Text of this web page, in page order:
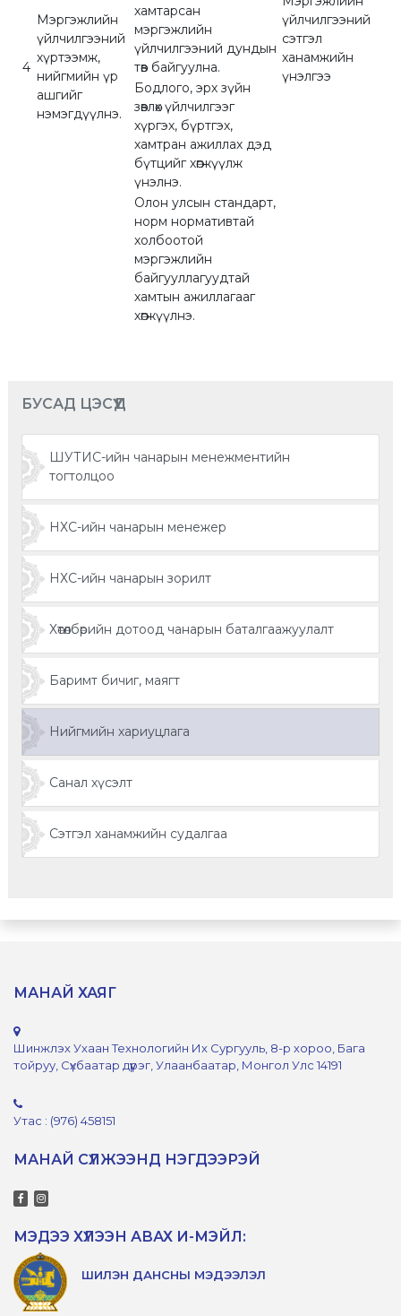
4
Мэргэжлийн
үйлчилгээний
хүртээмж,
нийгмийн үр
ашгийг
нэмэгдүүлнэ.
үйлчилгээний
сэтгэл
ханамжийн
үнэлгээ
хамтарсан
мэргэжлийн
үйлчилгээний дундын
төв байгуулна.
Бодлого, эрх зүйн
зөвлөх үйлчилгээг
хүргэх, бүртгэх,
хамтран ажиллах дэд
бүтцийг хөгжүүлж
үнэлнэ.
Олон улсын стандарт,
норм нормативтай
холбоотой
мэргэжлийн
байгууллагуудтай
хамтын ажиллагааг
хөгжүүлнэ.
БУСАД ЦЭСҮҮД
ШУТИС-ийн чанарын менежментийн
тогтолцоо
НХС-ийн чанарын менежер
НХС-ийн чанарын зорилт
Хөтөлбөрийн дотоод чанарын баталгаажуулалт
Баримт бичиг, маягт
Нийгмийн хариуцлага
Санал хүсэлт
Сэтгэл ханамжийн судалгаа
МАНАЙ ХАЯГ
Шинжлэх Ухаан Технологийн Их Сургууль, 8-р хороо, Бага
тойруу, Сүхбаатар дүүрэг, Улаанбаатар, Монгол Улс 14191
Утас : (976) 458151
МАНАЙ СҮЛЖЭЭНД НЭГДЭЭРЭЙ
МЭДЭЭ ХҮЛЭЭН АВАХ И-МЭЙЛ:
ШИЛЭН ДАНСНЫ МЭДЭЭЛЭЛ